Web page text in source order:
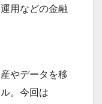
用などの金融
やデータを移
。今回は